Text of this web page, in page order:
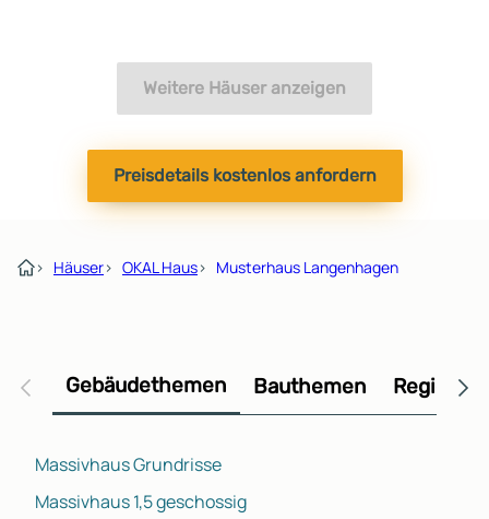
Weitere Häuser anzeigen
Preisdetails kostenlos anfordern
› Häuser› OKAL Haus› Musterhaus Langenhagen
Gebäudethemen Bauthemen
Massivhaus Grundrisse
Massivhaus 1,5 geschossig